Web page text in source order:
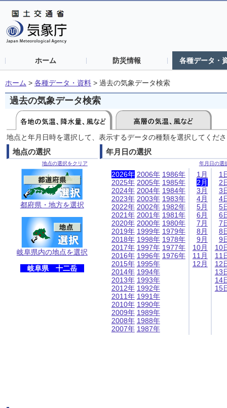
ホーム 防災情報 各種データ・
ホーム > 各種データ・資料 > 過去の気象データ検索
過去の気象データ検索
地点と年月日時を選択して、表示するデータの種類を選択してくだ
地点の選択
地点の選択をクリア
都府県・地方を選択
岐阜県内の地点を選択
岐阜県 十二岳
年月日の選択
年月日の選
2026年
2025年
2024年
2023年
2022年
2021年
2020年
2019年
2018年
2017年
2016年
2015年
2014年
2013年
2012年
2011年
2010年
2009年
2008年
2007年
2006年
2005年
2004年
2003年
2002年
2001年
2000年
1999年
1998年
1997年
1996年
1995年
1994年
1993年
1992年
1991年
1990年
1989年
1988年
1987年
1986年
1985年
1984年
1983年
1982年
1981年
1980年
1979年
1978年
1977年
1976年
1月
2月
3月
4月
5月
6月
7月
8月
9月
10月
11月
12月
1
2
3
4
5
6
7
8
9
10
11
12
13
14
15